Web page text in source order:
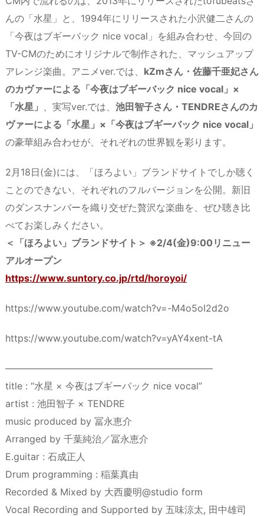
んの「水星」と、1994年にリリースされた小沢健二さんの
「今夜はブギーバック nice vocal」を組み合わせ、今回の
TV-CMのためにオリジナルで制作された、マッシュアップ
アレンジ楽曲。アニメver.では、 kZmさん・佐藤千亜妃さん
のカヴァーによる「今夜はブギーバック nice vocal」×
「水星」 、実写ver.では、 池田智子さん・TENDREさんのカ
ヴァーによる「水星」×「今夜はブギーバック nice vocal」
の豪華組み合わせが、それぞれの世界観を彩ります。
2月18日(金)には、「ほろよい」ブランドサイトでしか聴く
ことのできない、それぞれのフルバージョンを公開。新旧
のダンスナンバーを織り交ぜた贅沢な楽曲を、ぜひ聴き比
べてお楽しみください。
＜「ほろよい」ブランドサイト＞ ※2/4(金)9:00リニュー
アルオープン
https://www.suntory.co.jp/rtd/horoyoi/
https://www.youtube.com/watch?v=-M4o5oI2d2o
https://www.youtube.com/watch?v=yAY4xent-tA
――――――――――――――――――――――
title : “水星 × 今夜はブギーバック nice vocal”
artist : 池田智子 × TENDRE
music produced by 冨永恵介
Arranged by 千葉純治／冨永恵介
E.guitar : 石成正人
Drum programming : 稲葉真由
Recorded & Mixed by 大西慶明@studio form
Vocal Recording and Supported by 五味涼太, 田中雄司